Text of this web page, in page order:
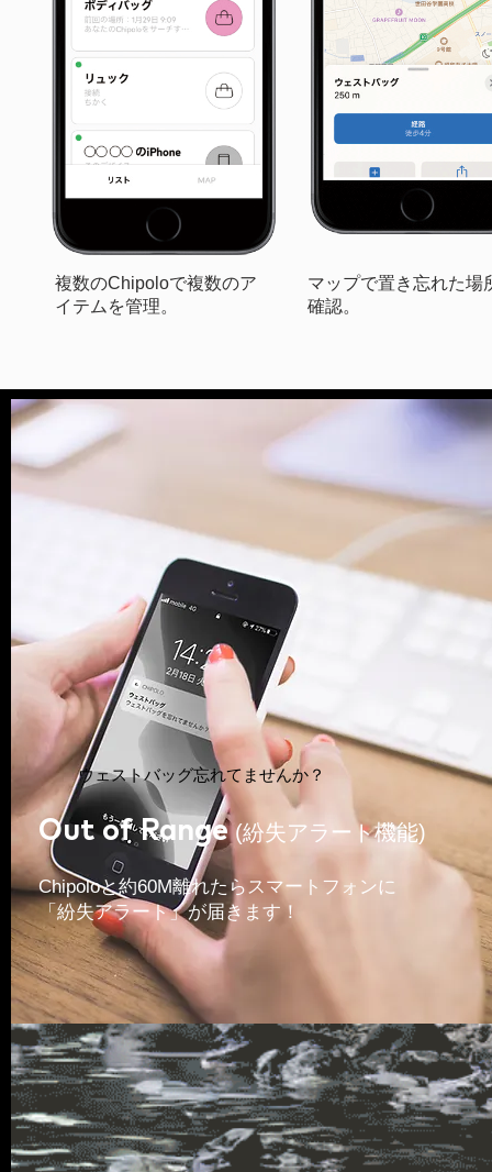
複数のChipoloで複数のア
イテムを管理。
マップで置き忘れた場
確認。
ウェストバッグ忘れてませんか？
Out of Range(紛失アラート機能)
Chipoloと約60M離れたらスマートフォンに
「紛失アラート」が届きます！